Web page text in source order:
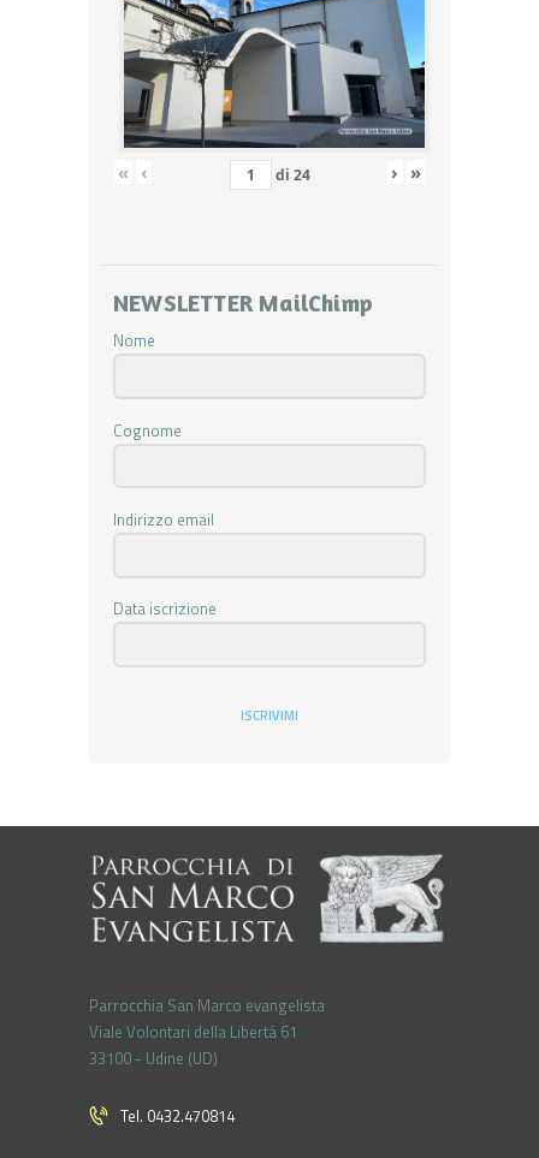
« ‹ di 24 › »
NEWSLETTER MailChimp
Nome
Cognome
Indirizzo email
Data iscrizione
ISCRIVIMI
Parrocchia San Marco evangelista
Viale Volontari della Libertá 61
33100 - Udine (UD)
Tel. 0432.470814